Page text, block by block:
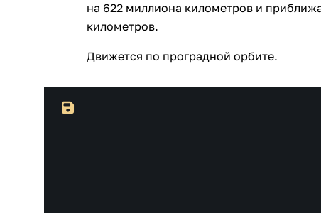
на 622 миллиона километров и
километров.
Движется по проградной орбите.